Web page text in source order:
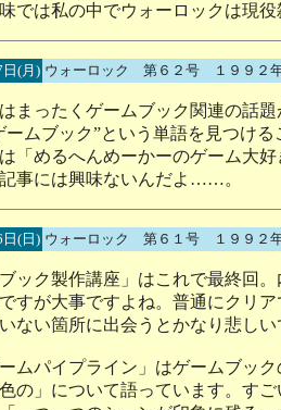
では私の中でウォーロックは現
(月) ウォーロック 第６２号 １９９２
まったくゲームブック関連の話題
ムブック”という単語を見つける
「めるへんめーかーのゲーム大
事には興味ないんだよ……。
(日) ウォーロック 第６１号 １９９２
ック製作講座」はこれで最終回
すが大事ですよね。普通にクリ
ない箇所に出会うとかなり悲しい
ムパイプライン」はゲームブッ
の」について語っています。す